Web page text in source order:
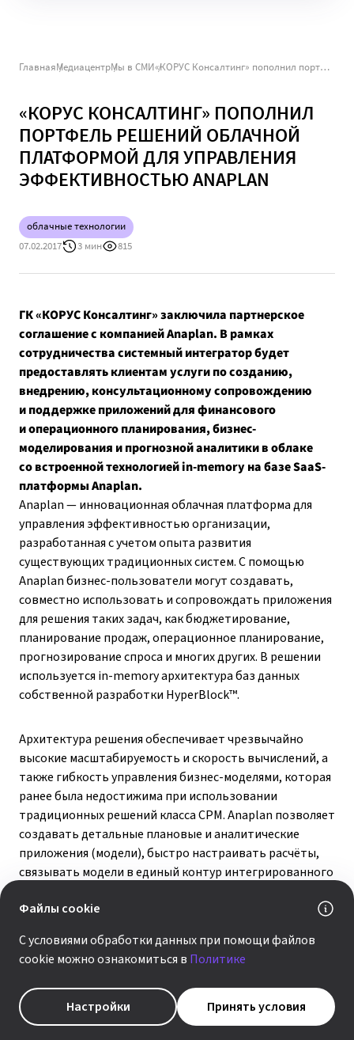
ГлавнаяМедиацентрМы в СМИ «КОРУС Консалтинг» пополнил портфель решений облачной платформой для управления эффективностью Anaplan
«КОРУС КОНСАЛТИНГ» ПОПОЛНИЛ
ПОРТФЕЛЬ РЕШЕНИЙ ОБЛАЧНОЙ
ПЛАТФОРМОЙ ДЛЯ УПРАВЛЕНИЯ
ЭФФЕКТИВНОСТЬЮ ANAPLAN
облачные технологии
07.02.2017
3 мин 815
ГК «КОРУС Консалтинг» заключила партнерское
соглашение с компанией Anaplan. В рамках
сотрудничества системный интегратор будет
предоставлять клиентам услуги по созданию,
внедрению, консультационному сопровождению
и поддержке приложений для финансового
и операционного планирования, бизнес-
моделирования и прогнозной аналитики в облаке
со встроенной технологией in-memory на базе SaaS-
платформы Anaplan.
Anaplan — инновационная облачная платформа для
управления эффективностью организации,
разработанная с учетом опыта развития
существующих традиционных систем. С помощью
Anaplan бизнес-пользователи могут создавать,
совместно использовать и сопровождать приложения
для решения таких задач, как бюджетирование,
планирование продаж, операционное планирование,
прогнозирование спроса и многих других. В решении
используется in-memory архитектура баз данных
собственной разработки HyperBlock™.
Архитектура решения обеспечивает чрезвычайно
высокие масштабируемость и скорость вычислений, а
также гибкость управления бизнес-моделями, которая
ранее была недостижима при использовании
традиционных решений класса CPM. Anaplan позволяет
создавать детальные плановые и аналитические
приложения (модели), быстро настраивать расчёты,
связывать модели в единый контур интегрированного
процесса для бизнес-пользователей.
Простота и легкость взаимодействия с системой
и специалистов, настраивающих и сопровождающих
модели. Внедрять и сопровождать системы
планирования на базеплатформы Anaplanсмогут
Файлы cookie
С условиями обработки данных при помощи файлов
cookie можно ознакомиться в Политике
Настройки Принять условия